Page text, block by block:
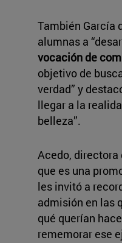
También García
alumnas a
vocación de
objetivo de
verdad” y
llegar a la
belleza”.
Acedo, directora
que es una
les invitó a
admisión en las
qué querían
rememorar ese